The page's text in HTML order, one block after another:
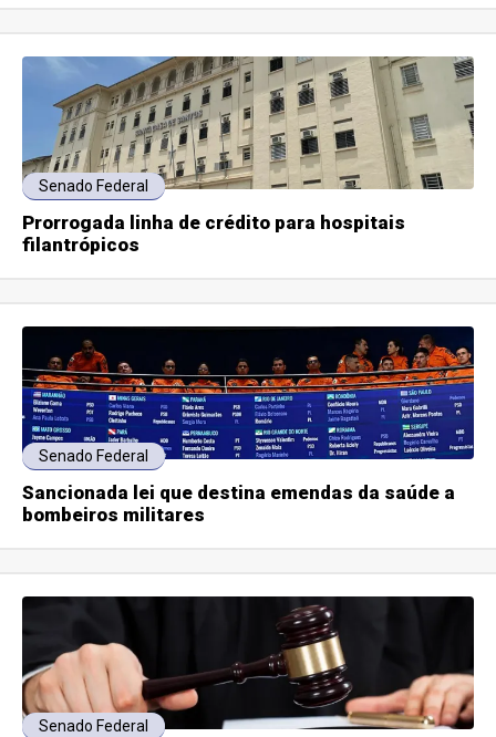
Senado Federal
Prorrogada linha de crédito para hospitais
filantrópicos
Senado Federal
Sancionada lei que destina emendas da saúde a
bombeiros militares
Senado Federal